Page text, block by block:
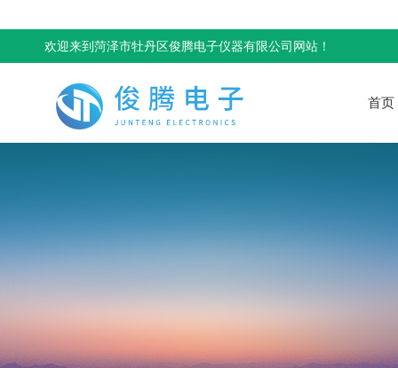
欢迎来到菏泽市牡丹区俊腾电子仪器有限公司网站！
首页